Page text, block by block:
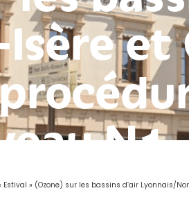
et
N1
» (Ozone) sur les bassins d’air Lyonnais/